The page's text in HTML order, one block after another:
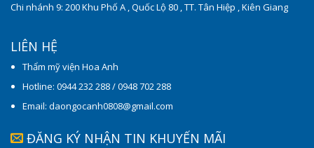
Chi nhánh 9: 200 Khu Phố A , Quốc Lộ 80 , TT. Tân Hiệp , Kiên Giang
LIÊN HỆ
Thẩm mỹ viện Hoa Anh
Hotline: 0944 232 288 / 0948 702 288
Email: daongocanh0808@gmail.com
ĐĂNG KÝ NHẬN TIN KHUYẾN MÃI